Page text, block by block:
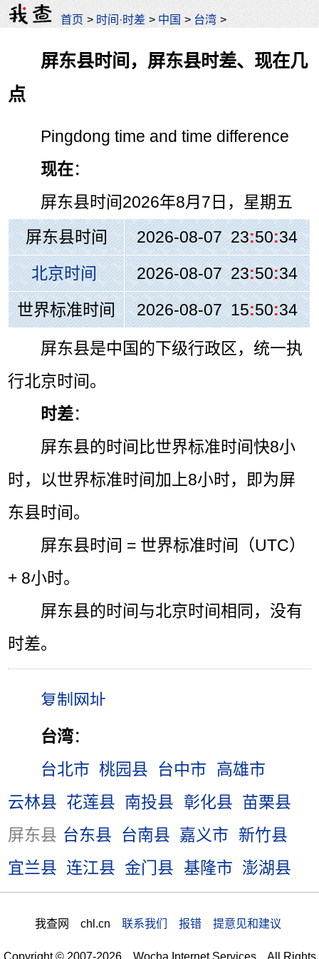
首页 > 时间·时差 > 中国 > 台湾 >
屏东县时间，屏东县时差、现在几
点
Pingdong time and time difference
现在：
屏东县时间2026年8月7日，星期五
屏东县时间
2026-08-07 23:50:34
北京时间
2026-08-07 23:50:34
世界标准时间
2026-08-07 15:50:34
屏东县是中国的下级行政区，统一执
行北京时间。
时差：
屏东县的时间比世界标准时间快8小
时，以世界标准时间加上8小时，即为屏
东县时间。
屏东县时间 = 世界标准时间（UTC）
+ 8小时。
屏东县的时间与北京时间相同，没有
时差。
台湾：
台北市 桃园县 台中市
高雄市
云林县 花莲县 南投县 彰化县 苗栗县
屏东县 台东县 台南县 嘉义市
新竹县
宜兰县 连江县 金门县 基隆市 澎湖县
我查网 chl.cn 联系我们 报错 提意见和建议
Copyright © 2007-2026 Wocha Internet Services All Rights